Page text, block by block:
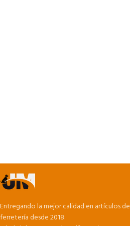
Entregando la mejor calidad en artículos de
ferretería desde 2018.